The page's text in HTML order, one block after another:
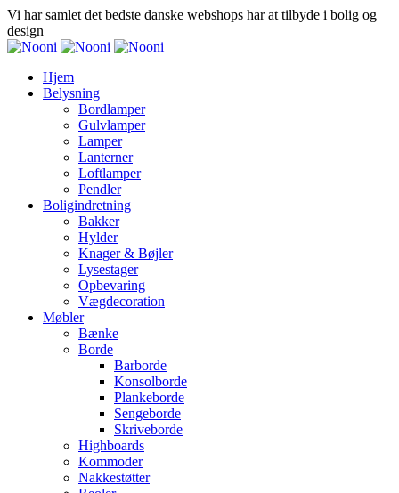
Vi har samlet det bedste danske webshops har at tilbyde i bolig og
design
Hjem
Belysning
Bordlamper
Gulvlamper
Lamper
Lanterner
Loftlamper
Pendler
Boligindretning
Bakker
Hylder
Knager & Bøjler
Lysestager
Opbevaring
Vægdecoration
Møbler
Bænke
Borde
Barborde
Konsolborde
Plankeborde
Sengeborde
Skriveborde
Highboards
Kommoder
Nakkestøtter